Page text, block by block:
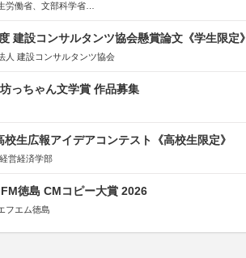
労働省、文部科学省
建設コンサルタンツ協会懸賞論文《学生限定》
人 建設コンサルタンツ協会
っちゃん文学賞 作品募集
校生広報アイデアコンテスト《高校生限定》
営経済学部
FM徳島 CMコピー大賞 2026
フエム徳島